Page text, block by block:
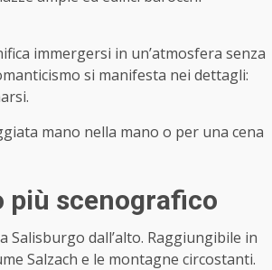
immergersi in un’atmosfera senza
si manifesta nei dettagli:
mano nella mano o per una cena
più scenografico
Salisburgo dall’alto. Raggiungibile in
Salzach e le montagne circostanti.